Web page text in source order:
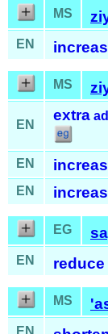
MS
EN
MS
EN
extra
EN
EN
EG
EN reduce
MS